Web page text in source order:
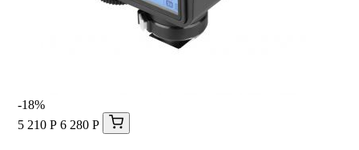
-18%
5 210 Р 6 280 Р